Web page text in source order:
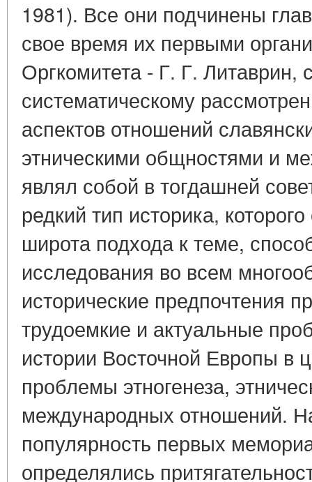
1981). Все они подчинены
свое время их первыми
Оргкомитета - Г. Г.
систематическому
аспектов отношений
этническими общностями и
являл собой в тогдашней
редкий тип историка,
широта подхода к теме,
исследования во всем
исторические предпочтения
трудоемкие и актуальные
истории Восточной Европы в
проблемы этногенеза,
международных отношений.
популярность первых
определялись